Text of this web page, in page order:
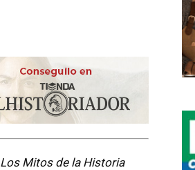
Los Mitos de la Historia